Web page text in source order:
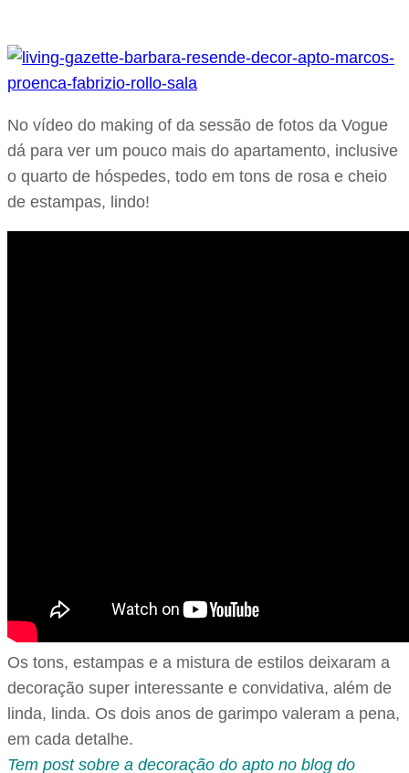
No vídeo do making of da sessão de fotos da Vogue
dá para ver um pouco mais do apartamento, inclusive
o quarto de hóspedes, todo em tons de rosa e cheio
de estampas, lindo!
Os tons, estampas e a mistura de estilos deixaram a
decoração super interessante e convidativa, além de
linda, linda. Os dois anos de garimpo valeram a pena,
em cada detalhe.
Tem post sobre a decoração do apto no blog do